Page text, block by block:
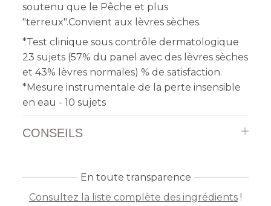
soutenu que le Pêche et plus
"terreux".Convient aux lèvres sèches.
*Test clinique sous contrôle dermatologique
23 sujets (57% du panel avec des lèvres sèches
et 43% lèvres normales) % de satisfaction.
*Mesure instrumentale de la perte insensible
en eau - 10 sujets
CONSEILS
En toute transparence
Consultez la liste complète des ingrédients !